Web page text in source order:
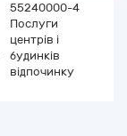
55240000-4
Послуги
центрів і
будинків
відпочинку